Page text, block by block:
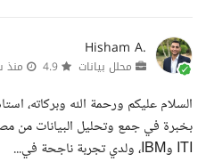
Hisham A.
محلل بيانات منذ
السلام عليكم ورحمة الله وبركاته،
بخبرة في جمع وتحليل البيانات من
ITI وIBM، ولدي تجربة ناجحة في...